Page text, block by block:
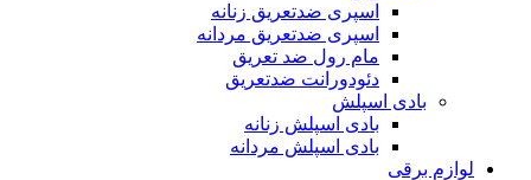
اسپری ضدتعریق زنانه
اسپری ضدتعریق مردانه
مام رول ضد تعریق
دئودورانت ضدتعریق
بادی اسپلش
بادی اسپلش زنانه
بادی اسپلش مردانه
لوازم برقی